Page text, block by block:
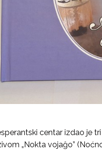
centar izdao je
„Nokta vojaĝo”